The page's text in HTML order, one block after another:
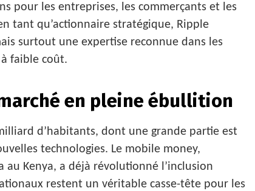
pour les entreprises, les commerçants et les
tant qu’actionnaire stratégique, Ripple
surtout une expertise reconnue dans les
faible coût.
en pleine ébullition
d’habitants, dont une grande partie est
technologies. Le mobile money,
au Kenya, a déjà révolutionné l’inclusion
restent un véritable casse-tête pour les